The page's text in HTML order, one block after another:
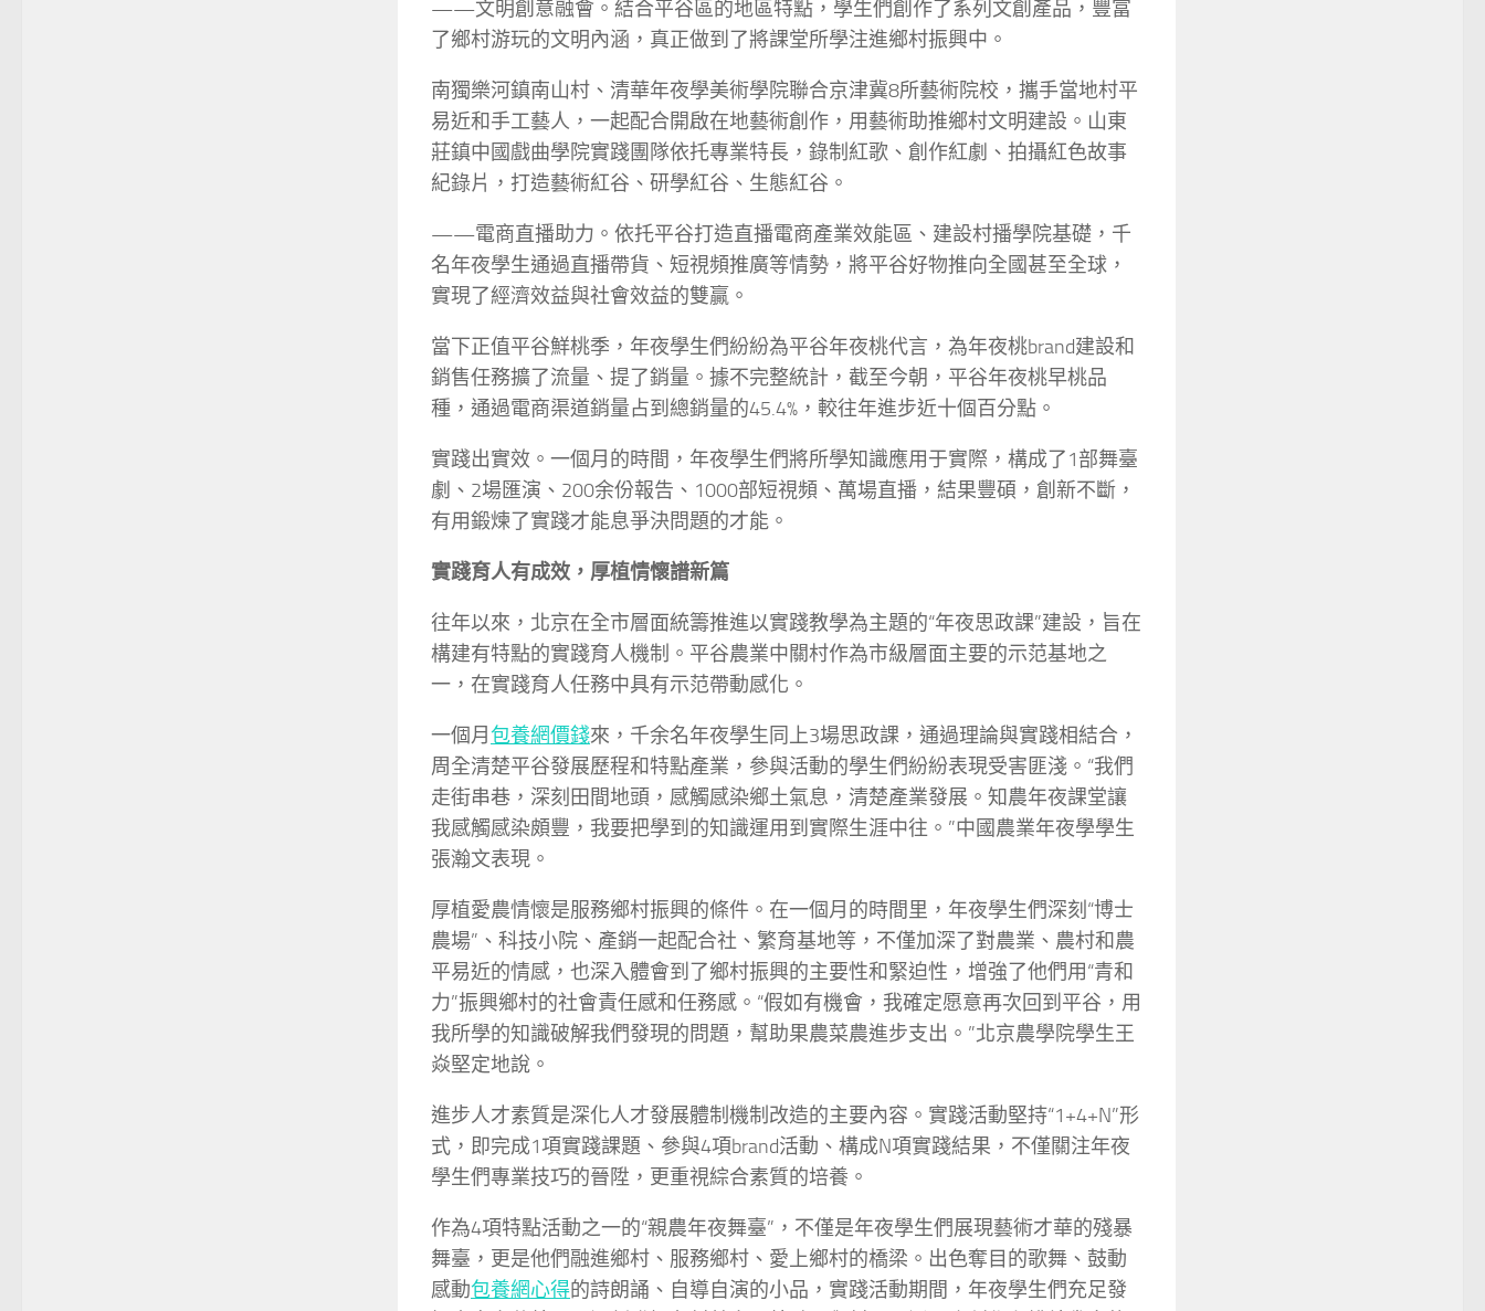
——文明創意融會。結合平谷區的地區特點，學生們創作了系列文創產品，豐富
了鄉村游玩的文明內涵，真正做到了將課堂所學注進鄉村振興中。
南獨樂河鎮南山村、清華年夜學美術學院聯合京津冀8所藝術院校，攜手當地村平
易近和手工藝人，一起配合開啟在地藝術創作，用藝術助推鄉村文明建設。山東
莊鎮中國戲曲學院實踐團隊依托專業特長，錄制紅歌、創作紅劇、拍攝紅色故事
紀錄片，打造藝術紅谷、研學紅谷、生態紅谷。
——電商直播助力。依托平谷打造直播電商產業效能區、建設村播學院基礎，千
名年夜學生通過直播帶貨、短視頻推廣等情勢，將平谷好物推向全國甚至全球，
實現了經濟效益與社會效益的雙贏。
當下正值平谷鮮桃季，年夜學生們紛紛為平谷年夜桃代言，為年夜桃brand建設和
銷售任務擴了流量、提了銷量。據不完整統計，截至今朝，平谷年夜桃早桃品
種，通過電商渠道銷量占到總銷量的45.4%，較往年進步近十個百分點。
實踐出實效。一個月的時間，年夜學生們將所學知識應用于實際，構成了1部舞臺
劇、2場匯演、200余份報告、1000部短視頻、萬場直播，結果豐碩，創新不斷，
有用鍛煉了實踐才能息爭決問題的才能。
實踐育人有成效，厚植情懷譜新篇
往年以來，北京在全市層面統籌推進以實踐教學為主題的“年夜思政課”建設，旨在
構建有特點的實踐育人機制。平谷農業中關村作為市級層面主要的示范基地之
一，在實踐育人任務中具有示范帶動感化。
一個月包養網價錢來，千余名年夜學生同上3場思政課，通過理論與實踐相結合，
周全清楚平谷發展歷程和特點產業，參與活動的學生們紛紛表現受害匪淺。“我們
走街串巷，深刻田間地頭，感觸感染鄉土氣息，清楚產業發展。知農年夜課堂讓
我感觸感染頗豐，我要把學到的知識運用到實際生涯中往。”中國農業年夜學學生
張瀚文表現。
厚植愛農情懷是服務鄉村振興的條件。在一個月的時間里，年夜學生們深刻“博士
農場”、科技小院、產銷一起配合社、繁育基地等，不僅加深了對農業、農村和農
平易近的情感，也深入體會到了鄉村振興的主要性和緊迫性，增強了他們用“青和
力”振興鄉村的社會責任感和任務感。“假如有機會，我確定愿意再次回到平谷，用
我所學的知識破解我們發現的問題，幫助果農菜農進步支出。”北京農學院學生王
焱堅定地說。
進步人才素質是深化人才發展體制機制改造的主要內容。實踐活動堅持“1+4+N”形
式，即完成1項實踐課題、參與4項brand活動、構成N項實踐結果，不僅關注年夜
學生們專業技巧的晉陞，更重視綜合素質的培養。
作為4項特點活動之一的“親農年夜舞臺”，不僅是年夜學生們展現藝術才華的殘暴
舞臺，更是他們融進鄉村、服務鄉村、愛上鄉村的橋梁。出色奪目的歌舞、鼓動
感動包養網心得的詩朗誦、自導自演的小品，實踐活動期間，年夜學生們充足發